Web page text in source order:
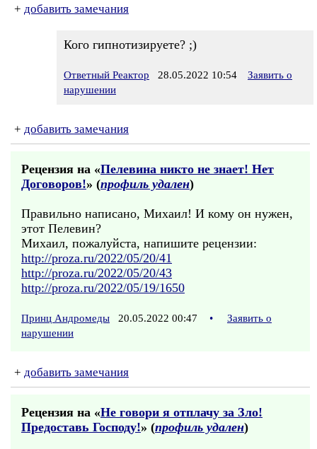
+ добавить замечания
Кого гипнотизируете? ;)
Ответный Реактор 28.05.2022 10:54
Заявить о
нарушении
+ добавить замечания
Рецензия на «Пелевина никто не знает! Нет
Договоров!» (профиль удален)
Правильно написано, Михаил! И кому он нужен,
этот Пелевин?
Михаил, пожалуйста, напишите рецензии:
http://proza.ru/2022/05/20/41
http://proza.ru/2022/05/20/43
http://proza.ru/2022/05/19/1650
Принц Андромеды 20.05.2022 00:47 •
Заявить о
нарушении
+ добавить замечания
Рецензия на «Не говори я отплачу за Зло!
Предоставь Господу!» (профиль удален)